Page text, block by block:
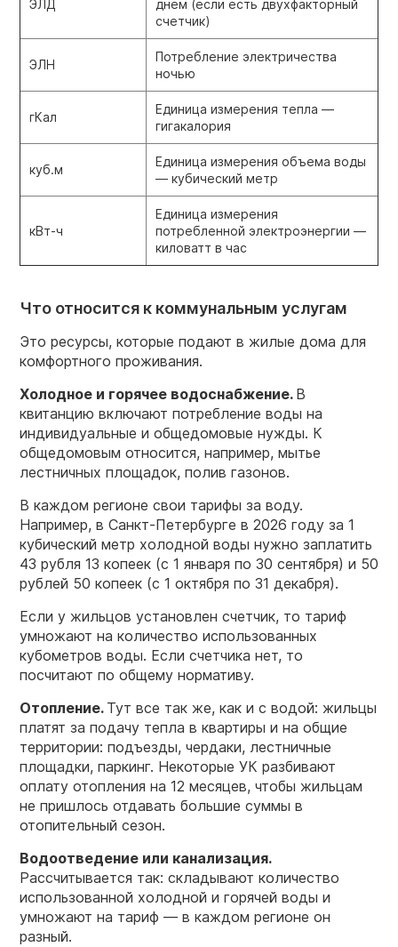
ЭЛД
днем (если есть двухфакторный
счетчик)
ЭЛН
Потребление электричества
ночью
гКал
Единица измерения тепла —
гигакалория
куб.м
Единица измерения объема воды
— кубический метр
кВт-ч
Единица измерения
потребленной электроэнергии —
киловатт в час
Что относится к коммунальным услугам
Это ресурсы, которые подают в жилые дома для
комфортного проживания.
Холодное и горячее водоснабжение. В
квитанцию включают потребление воды на
индивидуальные и общедомовые нужды. К
общедомовым относится, например, мытье
лестничных площадок, полив газонов.
В каждом регионе свои тарифы за воду.
Например, в Санкт-Петербурге в 2026 году за 1
кубический метр холодной воды нужно заплатить
43 рубля 13 копеек (с 1 января по 30 сентября) и 50
рублей 50 копеек (с 1 октября по 31 декабря).
Если у жильцов установлен счетчик, то тариф
умножают на количество использованных
кубометров воды. Если счетчика нет, то
посчитают по общему нормативу.
Отопление. Тут все так же, как и с водой: жильцы
платят за подачу тепла в квартиры и на общие
территории: подъезды, чердаки, лестничные
площадки, паркинг. Некоторые УК разбивают
оплату отопления на 12 месяцев, чтобы жильцам
не пришлось отдавать большие суммы в
отопительный сезон.
Водоотведение или канализация.
Рассчитывается так: складывают количество
использованной холодной и горячей воды и
умножают на тариф — в каждом регионе он
разный.